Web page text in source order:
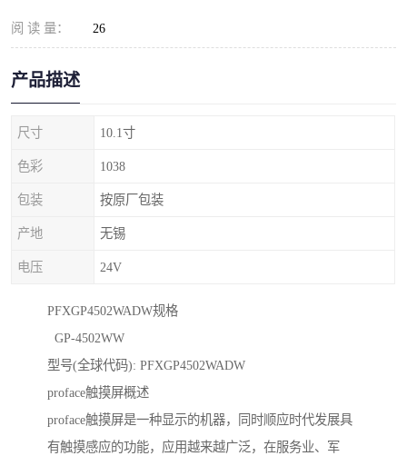
阅 读 量： 26
产品描述
尺寸 10.1寸
色彩 1038
包装 按原厂包装
产地 无锡
电压 24V
PFXGP4502WADW规格
GP-4502WW
型号(全球代码): PFXGP4502WADW
proface触摸屏概述
proface触摸屏是一种显示的机器，同时顺应时代发展具
有触摸感应的功能，应用越来越广泛，在服务业、军